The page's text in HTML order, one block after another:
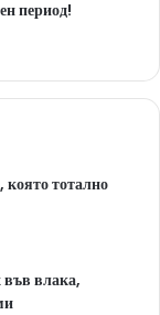
период!
която тотално
във влака,